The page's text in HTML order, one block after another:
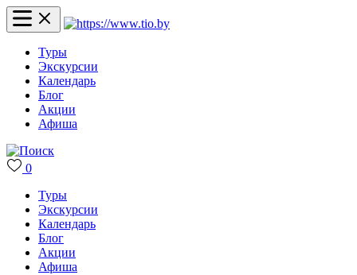
Туры
Экскурсии
Календарь
Блог
Акции
Афиша
0
Туры
Экскурсии
Календарь
Блог
Акции
Афиша